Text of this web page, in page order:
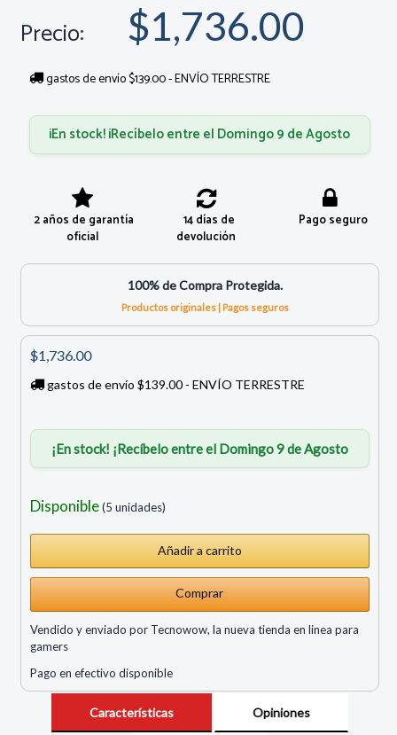
Precio: $1,736.00
gastos de envío $139.00 - ENVÍO TERRESTRE
¡En stock! ¡Recíbelo entre el Domingo 9 de Agosto
2 años de garantía
oficial
14 días de
devolución
Pago seguro
100% de Compra Protegida.
Productos originales | Pagos seguros
$1,736.00
gastos de envío $139.00 - ENVÍO TERRESTRE
¡En stock! ¡Recíbelo entre el Domingo 9 de Agosto
Disponible(5 unidades)
Comprar
Vendido y enviado por Tecnowow, la nueva tienda en linea para
gamers
Pago en efectivo disponible
Características Opiniones